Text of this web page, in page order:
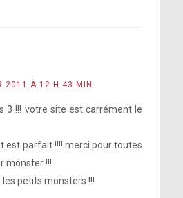
2011 À 12 H 43 MIN
3 !!! votre site est carrément le
est parfait !!!! merci pour toutes
monster !!!
petits monsters !!!